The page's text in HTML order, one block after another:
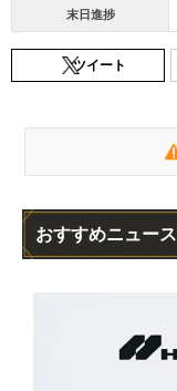
末日進捗
ツイート
おすすめニュース